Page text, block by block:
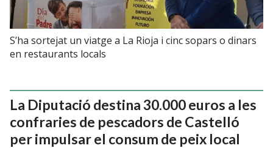
S’ha sortejat un viatge a La Rioja i cinc sopars o dinars
en restaurants locals
La Diputació destina 30.000 euros a les
confraries de pescadors de Castelló
per impulsar el consum de peix local